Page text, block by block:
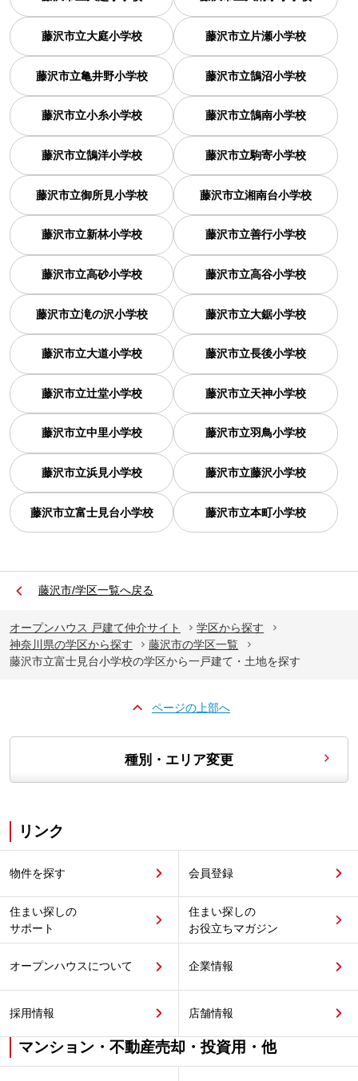
藤沢市立大庭小学校 藤沢市立片瀬小学校
藤沢市立亀井野小学校 藤沢市立鵠沼小学校
藤沢市立小糸小学校 藤沢市立鵠南小学校
藤沢市立鵠洋小学校 藤沢市立駒寄小学校
藤沢市立御所見小学校 藤沢市立湘南台小学校
藤沢市立新林小学校 藤沢市立善行小学校
藤沢市立高砂小学校 藤沢市立高谷小学校
藤沢市立滝の沢小学校 藤沢市立大鋸小学校
藤沢市立大道小学校 藤沢市立長後小学校
藤沢市立辻堂小学校 藤沢市立天神小学校
藤沢市立中里小学校 藤沢市立羽鳥小学校
藤沢市立浜見小学校 藤沢市立藤沢小学校
藤沢市立富士見台小学校 藤沢市立本町小学校
藤沢市/学区一覧へ戻る
オープンハウス 戸建て仲介サイト
学区から探す
神奈川県の学区から探す
藤沢市の学区一覧
藤沢市立富士見台小学校の学区から一戸建て・土地を探す
ページの上部へ
種別・エリア変更
リンク
物件を探す 会員登録
住まい探しの
サポート
住まい探しの
お役立ちマガジン
オープンハウスについて 企業情報
採用情報 店舗情報
マンション・不動産売却・投資用・他